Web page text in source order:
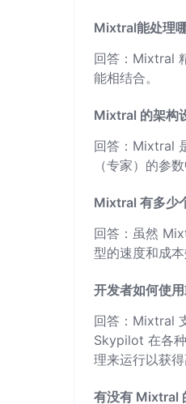
Mixtral能处理
回答：Mixtral
能相结合。
Mixtral 的架构
回答：Mixtral
（专家）的参
Mixtral 有多少
回答：虽然
型的速度和成本
开发者如何使
回答：Mixtral
Skypilot 在各
理来运行以获得
有没有 Mixtral